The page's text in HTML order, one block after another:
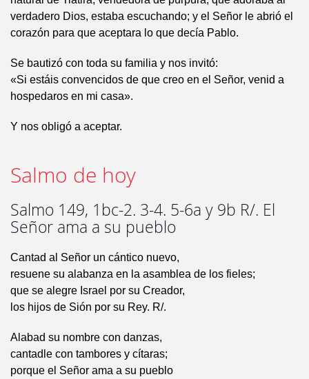
verdadero Dios, estaba escuchando; y el Señor le abrió el
corazón para que aceptara lo que decía Pablo.
Se bautizó con toda su familia y nos invitó:
«Si estáis convencidos de que creo en el Señor, venid a
hospedaros en mi casa».
Y nos obligó a aceptar.
Salmo de hoy
Salmo 149, 1bc-2. 3-4. 5-6a y 9b R/. El
Señor ama a su pueblo
Cantad al Señor un cántico nuevo,
resuene su alabanza en la asamblea de los fieles;
que se alegre Israel por su Creador,
los hijos de Sión por su Rey. R/.
Alabad su nombre con danzas,
cantadle con tambores y cítaras;
porque el Señor ama a su pueblo